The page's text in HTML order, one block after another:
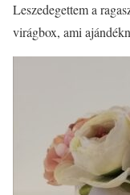
Leszedegettem a
virágbox, ami